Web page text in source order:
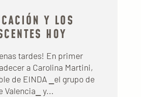
Y LOS
HOY
tardes! En primer
a Carolina Martini,
de EINDA ⎯el grupo de
Valencia⎯ y...